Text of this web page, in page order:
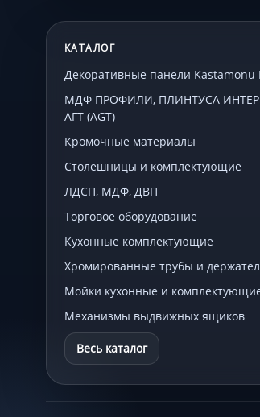
КАТАЛОГ
Декоративные панели Kastamonu
МДФ ПРОФИЛИ, ПЛИНТУСА
АГТ (AGT)
Кромочные материалы
Столешницы и комплектующие
ЛДСП, МДФ, ДВП
Торговое оборудование
Кухонные комплектующие
Хромированные трубы и
Мойки кухонные и
Механизмы выдвижных ящиков
Весь каталог